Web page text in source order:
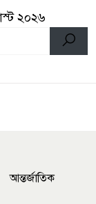
২০২৬
আন্তর্জাতিক